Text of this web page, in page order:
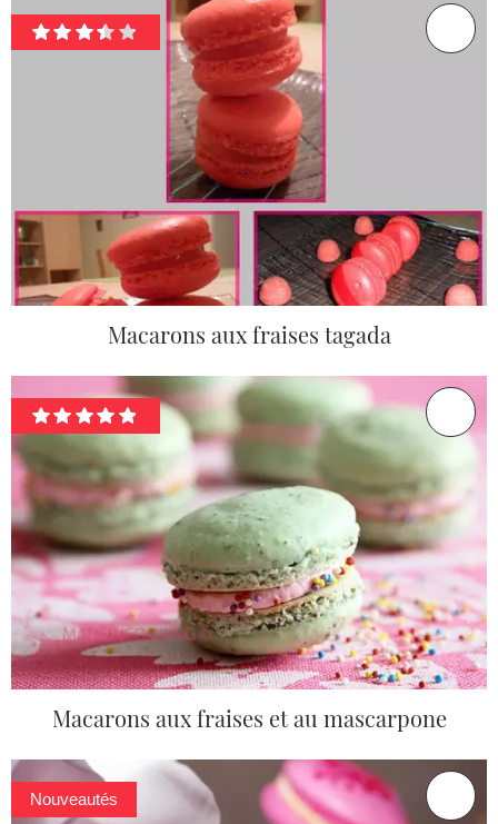
Macarons aux fraises tagada
Macarons aux fraises et au mascarpone
Nouveautés